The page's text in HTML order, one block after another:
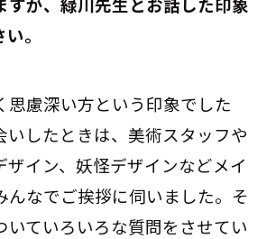
。
思慮深い方という印象でした
いしたときは、美術スタッフや
ザイン、妖怪デザインなどメイ
んなでご挨拶に伺いました。そ
いていろいろな質問をさせてい